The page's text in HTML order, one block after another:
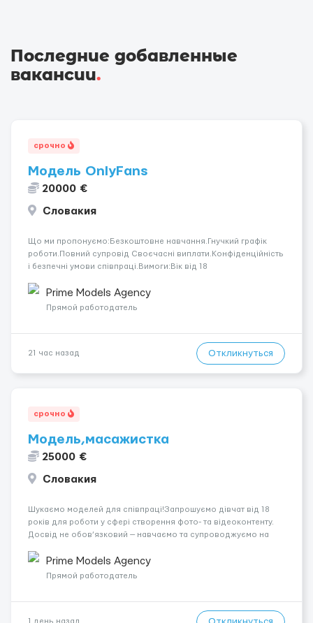
Последние добавленные
вакансии.
срочно
Модель OnlyFans
20000 €
Словакия
Що ми пропонуємо:Безкоштовне навчання.Гнучкий графік
роботи.Повний супровід Своєчасні виплати.Конфіденційність
і безпечні умови співпраці.Вимоги:Вік від 18
розвиватися.Досвід не обов’язковий.Якщо вас зацікавила
вакансія — залишайте відгук, і ми зв’яжемося ...
Prime Models Agency
Прямой работодатель
21 час назад Откликнуться
срочно
Модель,масажистка
25000 €
Словакия
Шукаємо моделей для співпраці!Запрошуємо дівчат від 18
років для роботи у сфері створення фото- та відеоконтенту.
Досвід не обов’язковий — навчаємо та супроводжуємо на
конфіденційність і професійну підтримку. Працюємо офіційно,
поважаємо особ...
Prime Models Agency
Прямой работодатель
1 день назад